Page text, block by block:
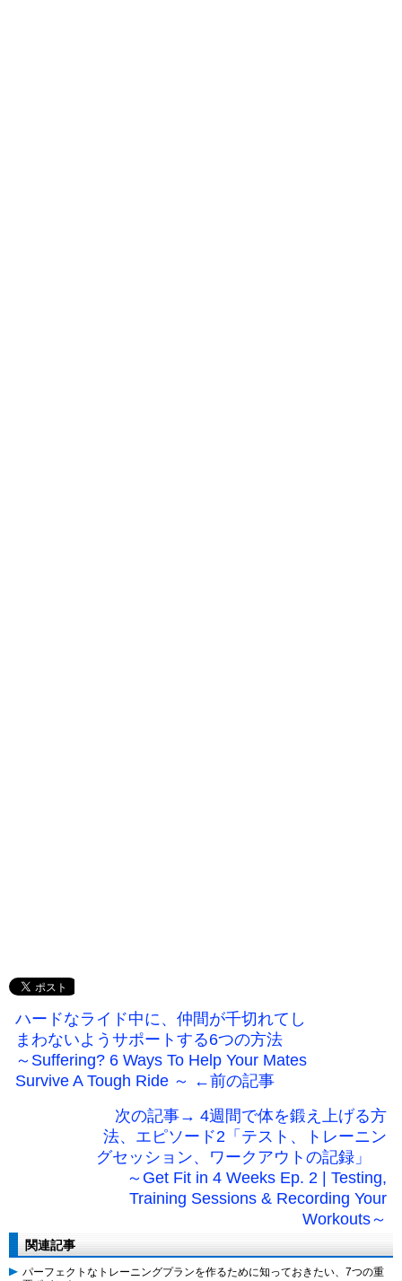
ハードなライド中に、仲間が千切れてし
まわないようサポートする6つの方法
～Suffering? 6 Ways To Help Your Mates
Survive A Tough Ride ～ ←前の記事
次の記事→ 4週間で体を鍛え上げる方
法、エピソード2「テスト、トレーニン
グセッション、ワークアウトの記録」
～Get Fit in 4 Weeks Ep. 2 | Testing,
Training Sessions & Recording Your
Workouts～
関連記事
パーフェクトなトレーニングプランを作るために知っておきたい、7つの重